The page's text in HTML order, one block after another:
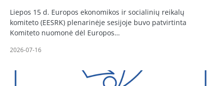
Liepos 15 d. Europos ekonomikos ir socialinių reikalų
komiteto (EESRK) plenarinėje sesijoje buvo patvirtinta
Komiteto nuomonė dėl Europos…
2026-07-16